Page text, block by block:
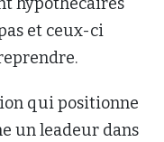
et ceux-ci
qui positionne
un leadeur dans